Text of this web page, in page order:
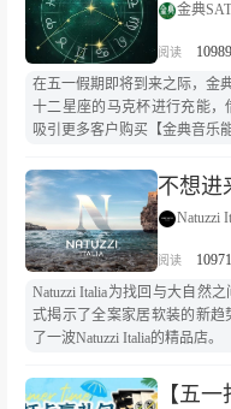
金典
10989
在五一假期即将到来之际，金
十二星座的马克杯进行充能，
吸引更多客户购买【金典音乐能
不想进
Natuzzi
10971
Natuzzi Italia为找回与大自然
式揭示了全案家居软装的新
了一波Natuzzi Italia的精品店。
【五